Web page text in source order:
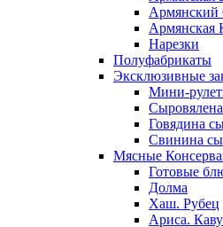
Армянский
Армянская
Нарезки
Полуфабрикаты
Эксклюзивные
Мини-
Говядина
Свинина
Мясные
Готовые
Долма
Хаш. Рубец
Ариса.